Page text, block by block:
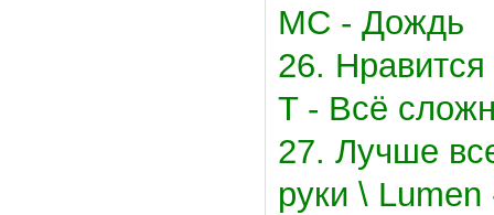
MC - Дождь
26.
T - Всё
27. Лучше
руки \